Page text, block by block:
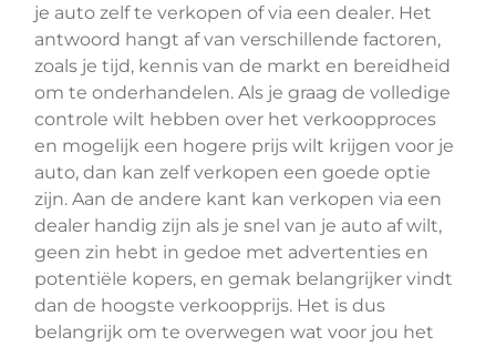
je auto zelf te verkopen of via een dealer. Het
antwoord hangt af van verschillende factoren,
zoals je tijd, kennis van de markt en bereidheid
om te onderhandelen. Als je graag de volledige
controle wilt hebben over het verkoopproces
en mogelijk een hogere prijs wilt krijgen voor je
auto, dan kan zelf verkopen een goede optie
zijn. Aan de andere kant kan verkopen via een
dealer handig zijn als je snel van je auto af wilt,
geen zin hebt in gedoe met advertenties en
potentiële kopers, en gemak belangrijker vindt
dan de hoogste verkoopprijs. Het is dus
belangrijk om te overwegen wat voor jou het